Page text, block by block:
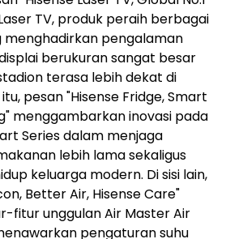
TV, produk peraih berbagai
pengalaman
berukuran sangat besar
terasa lebih dekat di
pesan "Hisense Fridge, Smart
menggambarkan inovasi pada
Series dalam menjaga
lebih lama sekaligus
keluarga modern. Di sisi lain,
Better Air, Hisense Care"
fitur unggulan Air Master Air
pengaturan suhu